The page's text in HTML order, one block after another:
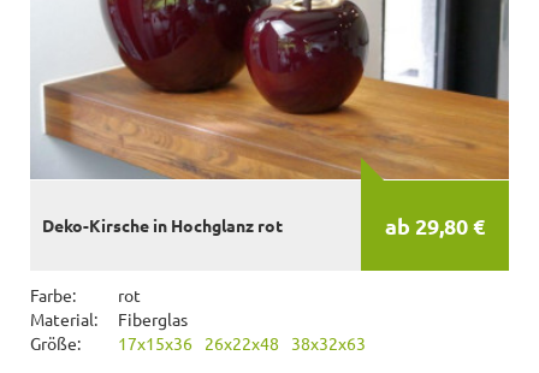
ab 29,80 €
Deko-Kirsche in Hochglanz rot
Farbe:
rot
Material:
Fiberglas
Größe:
17x15x36 26x22x48 38x32x63